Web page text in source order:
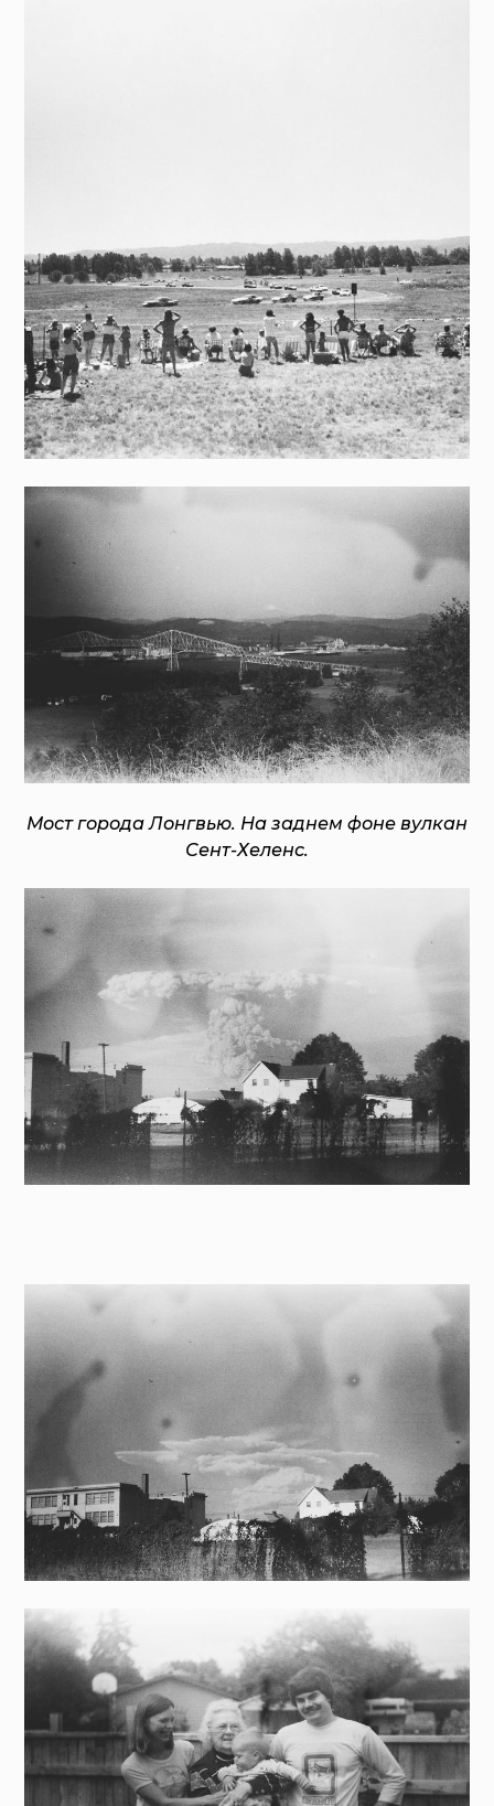
Мост города Лонгвью. На заднем фоне вулкан
Сент-Хеленс.